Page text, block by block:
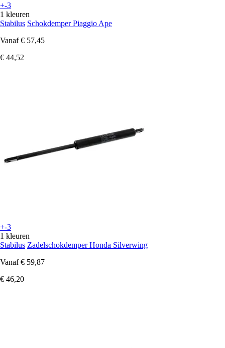
+-3
1 kleuren
Stabilus Schokdemper Piaggio Ape
Vanaf € 57,45
€ 44,52
+-3
1 kleuren
Stabilus Zadelschokdemper Honda Silverwing
Vanaf € 59,87
€ 46,20